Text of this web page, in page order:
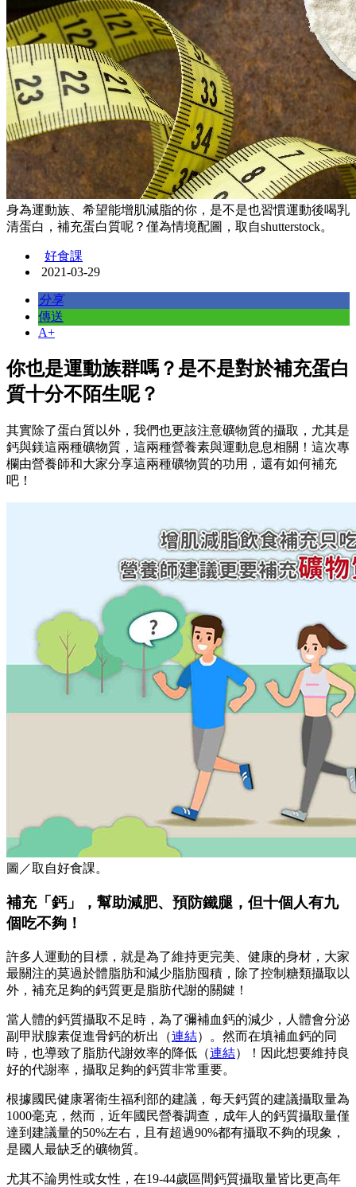
身為運動族、希望能增肌減脂的你，是不是也習慣運動後喝乳
清蛋白，補充蛋白質呢？僅為情境配圖，取自shutterstock。
好食課
2021-03-29
分享
傳送
A+
你也是運動族群嗎？是不是對於補充蛋白
質十分不陌生呢？
其實除了蛋白質以外，我們也更該注意礦物質的攝取，尤其是
鈣與鎂這兩種礦物質，這兩種營養素與運動息息相關！這次專
欄由營養師和大家分享這兩種礦物質的功用，還有如何補充
吧！
圖／取自好食課。
補充「鈣」，幫助減肥、預防鐵腿，但十個人有九
個吃不夠！
許多人運動的目標，就是為了維持更完美、健康的身材，大家
最關注的莫過於體脂肪和減少脂肪囤積，除了控制糖類攝取以
外，補充足夠的鈣質更是脂肪代謝的關鍵！
當人體的鈣質攝取不足時，為了彌補血鈣的減少，人體會分泌
副甲狀腺素促進骨鈣的析出（連結）。然而在填補血鈣的同
時，也導致了脂肪代謝效率的降低（連結）！因此想要維持良
好的代謝率，攝取足夠的鈣質非常重要。
根據國民健康署衛生福利部的建議，每天鈣質的建議攝取量為
1000毫克，然而，近年國民營養調查，成年人的鈣質攝取量僅
達到建議量的50%左右，且有超過90%都有攝取不夠的現象，
是國人最缺乏的礦物質。
尤其不論男性或女性，在19-44歲區間鈣質攝取量皆比更高年